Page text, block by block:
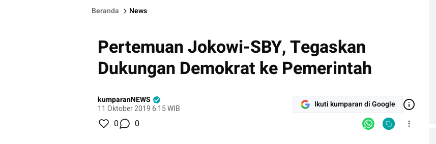
Beranda News
Pertemuan Jokowi-SBY, Tegaskan
Dukungan Demokrat ke Pemerintah
kumparanNEWS
11 Oktober 2019 6:15 WIB
Ikuti kumparan di Google
0 0